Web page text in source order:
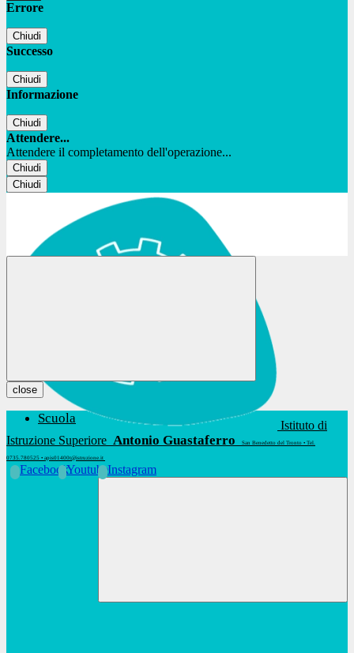
Errore
Chiudi
Successo
Chiudi
Informazione
Chiudi
Attendere...
Attendere il completamento dell'operazione...
Chiudi
Chiudi
Istituto di
Istruzione Superiore Antonio Guastaferro San Benedetto del Tronto • Tel.
0735.780525 • apis01400t@istruzione.it
FacebookYoutubeInstagram
close
Scuola